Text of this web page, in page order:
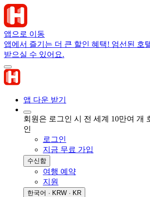
앱으로 이동
앱에서 즐기는 더 큰 할인 혜택! 엄선된 호
받으실 수 있어요.
앱 다운 받기
회원은 로그인 시 전 세계 10만여 개
인
로그인
지금 무료 가입
수신함
여행 예약
지원
한국어 · KRW · KR